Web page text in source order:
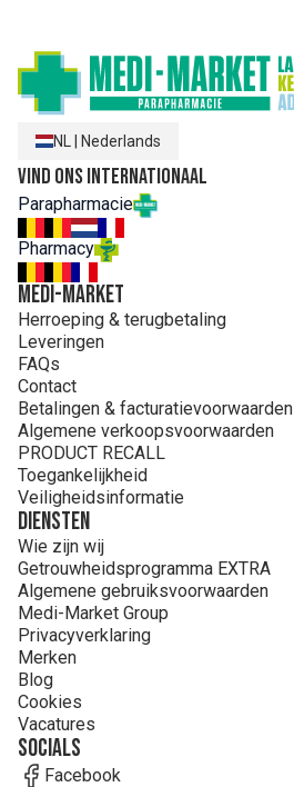
NL Nederlands
Vind ons internationaal
Parapharmacie
Pharmacy
MEDI-MARKET
Herroeping & terugbetaling
Leveringen
FAQs
Contact
Betalingen & facturatievoorwaarden
Algemene verkoopsvoorwaarden
PRODUCT RECALL
Toegankelijkheid
Veiligheidsinformatie
Diensten
Wie zijn wij
Getrouwheidsprogramma EXTRA
Algemene gebruiksvoorwaarden
Medi-Market Group
Privacyverklaring
Merken
Blog
Cookies
Vacatures
Socials
Facebook